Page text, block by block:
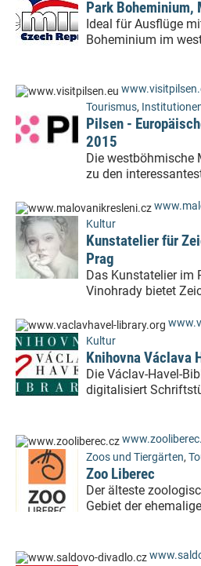
Park Boheminium,
Ideal für Ausflüge
Boheminium im
Tourismus,
Pilsen -
2015
Die westböhmische
zu den
Kultur
Kunstatelier für
Prag
Das Kunstatelier im
Vinohrady bietet
Kultur
Knihovna Václava
Die Václav-Havel-
digitalisiert
Zoos und Tiergärten,
Zoo Liberec
Der älteste
Gebiet der